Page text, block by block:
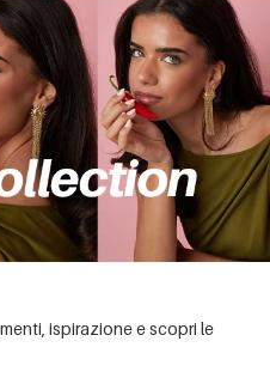
ispirazione e scopri le